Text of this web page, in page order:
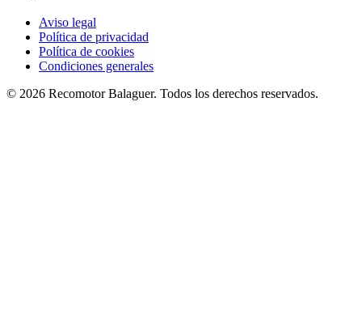
Aviso legal
Política de privacidad
Política de cookies
Condiciones generales
© 2026 RecomotorBalaguer. Todos los derechos reservados.